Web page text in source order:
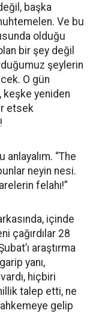
başka
Ve bu
olduğu
bir şey değil
şeylerin
O gün
keşke yeniden
etsek
anlayalım. “The
neyin nesi.
felahı!”
içinde
çağırdılar 28
araştırma
yanı,
hiçbiri
talep etti, ne
gelip